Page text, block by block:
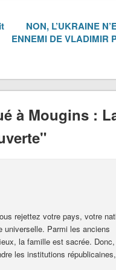
NON, L’UKRAINE
ENNEMI DE VLADIMIR
à Mougins :
rejettez votre pays, votre
universelle. Parmi les anciens
la famille est sacrée.
les institutions